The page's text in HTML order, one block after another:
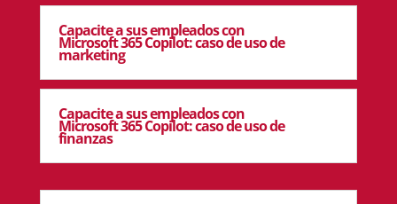
Capacite a sus empleados con
Microsoft 365 Copilot: caso de uso de
marketing
Capacite a sus empleados con
Microsoft 365 Copilot: caso de uso de
finanzas